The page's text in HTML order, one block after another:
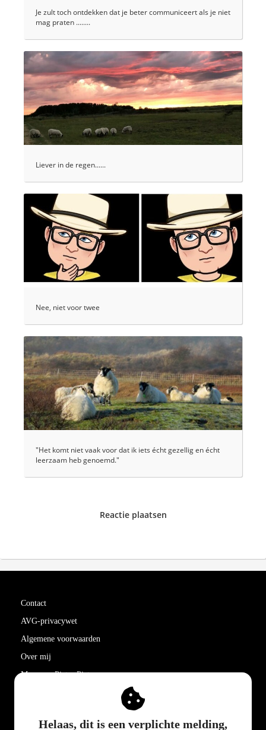
Je zult toch ontdekken dat je beter communiceert als je niet
mag praten ........
Liever in de regen......
Nee, niet voor twee
"Het komt niet vaak voor dat ik iets écht gezellig en écht
leerzaam heb genoemd."
Reactie plaatsen
Contact
AVG-privacywet
Algemene voorwaarden
Over mij
Meer van Pieter Pieters
Helaas, dit is een verplichte melding,